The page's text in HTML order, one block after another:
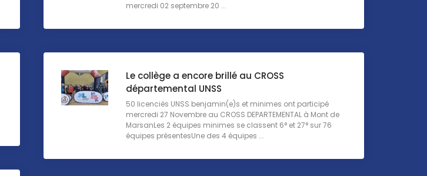
mercredi 02 septembre 20 ...
Le collège a encore brillé au CROSS
départemental UNSS
50 licenciés UNSS benjamin(e)s et minimes ont participé
mercredi 27 Novembre au CROSS DEPARTEMENTAL à Mont de
MarsanLes 2 équipes minimes se classent 6° et 27° sur 76
équipes présentesUne des 4 équipes ...